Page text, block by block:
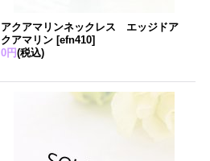
アクアマリンネックレス エッジドア
クアマリン [efn410]
0円(税込)